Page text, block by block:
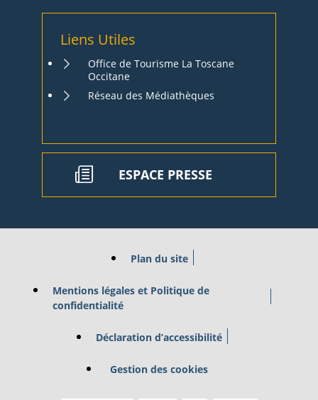
Liens Utiles
Office de Tourisme La Toscane
Occitane
Réseau des Médiathèques
ESPACE PRESSE
Plan du site
Mentions légales et Politique de
confidentialité
Déclaration d’accessibilité
Gestion des cookies